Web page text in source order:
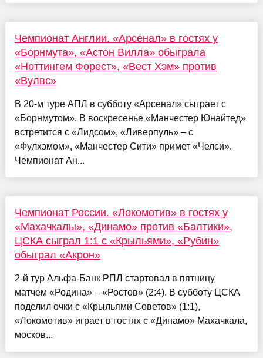
Чемпионат Англии. «Арсенал» в гостях у
«Борнмута», «Астон Вилла» обыграла
«Ноттингем Форест», «Вест Хэм» против
«Вулвс»
В 20-м туре АПЛ в субботу «Арсенал» сыграет с
«Борнмутом». В воскресенье «Манчестер Юнайтед»
встретится с «Лидсом», «Ливерпуль» – с
«Фулхэмом», «Манчестер Сити» примет «Челси».
Чемпионат Ан...
Чемпионат России. «Локомотив» в гостях у
«Махачкалы», «Динамо» против «Балтики»,
ЦСКА сыграл 1:1 с «Крыльями», «Рубин»
обыграл «Акрон»
2-й тур Альфа-Банк РПЛ стартовал в пятницу
матчем «Родина» – «Ростов» (2:4). В субботу ЦСКА
поделил очки с «Крыльями Советов» (1:1),
«Локомотив» играет в гостях с «Динамо» Махачкала,
москов...